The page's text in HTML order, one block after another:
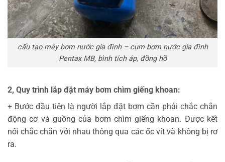
cấu tạo máy bơm nước gia đình – cụm bơm nước gia đình
Pentax MB, bình tích áp, đồng hồ
2, Quy trình lắp đặt máy bơm chìm giếng khoan:
+ Bước đầu tiên là người lắp đặt bơm cần phải chắc chắn
động cơ và guồng của bơm chìm giếng khoan. Được kết
nối chắc chắn với nhau thông qua các ốc vít và không bị rơ
ra.